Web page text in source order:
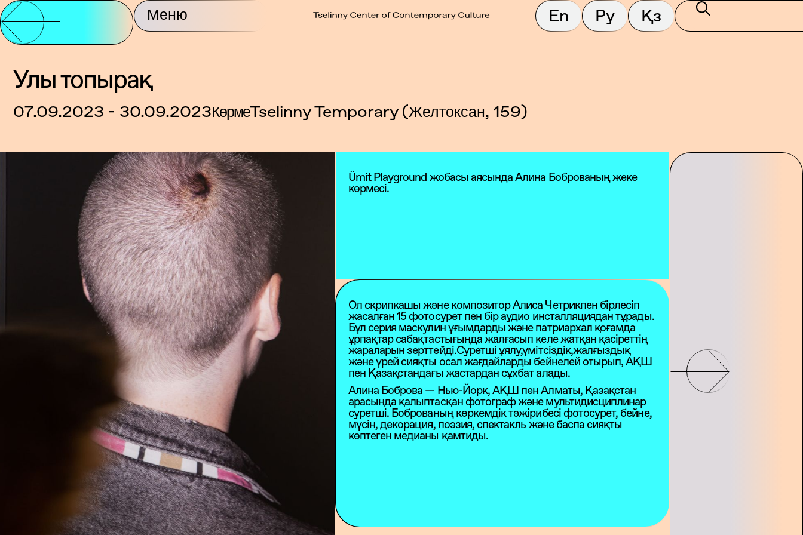
Меню En Ру Қз
Улы топырақ
07.09.2023 - 30.09.2023КөрмеTselinny Temporary (Желтоксан, 159)
Ümit Playground жобасы аясында Алина Боброваның жеке
көрмесі.
Ол скрипкашы және композитор Алиса Четрикпен бірлесіп
жасалған 15 фотосурет пен бір аудио инсталляциядан тұрады.
Бұл серия маскулин ұғымдарды және патриархал қоғамда
ұрпақтар сабақтастығында жалғасып келе жатқан қасіреттің
жараларын зерттейді.Суретші ұялу,үмітсіздік,жалғыздық
және үрей сияқты осал жағдайларды бейнелей отырып, АҚШ
пен Қазақстандағы жастардан сұхбат алады.
Алина Боброва — Нью-Йорк, АҚШ пен Алматы, Қазақстан
арасында қалыптасқан фотограф және мультидисциплинар
суретші. Боброваның көркемдік тәжірибесі фотосурет, бейне,
мүсін, декорация, поэзия, спектакль және баспа сияқты
көптеген медианы қамтиды.
Серіктестік пен
қолдау
Орталық туралы